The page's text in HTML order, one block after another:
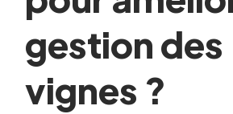
gestion des
vignes ?